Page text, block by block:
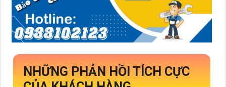
NHỮNG PHẢN HỒI TÍCH CỰC